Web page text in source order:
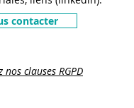
contacter
nos clauses RGPD